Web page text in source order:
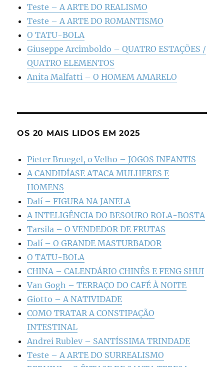
Teste – A ARTE DO REALISMO
Teste – A ARTE DO ROMANTISMO
O TATU-BOLA
Giuseppe Arcimboldo – QUATRO ESTAÇÕES /
QUATRO ELEMENTOS
Anita Malfatti – O HOMEM AMARELO
OS 20 MAIS LIDOS EM 2025
Pieter Bruegel, o Velho – JOGOS INFANTIS
A CANDIDÍASE ATACA MULHERES E
HOMENS
Dalí – FIGURA NA JANELA
A INTELIGÊNCIA DO BESOURO ROLA-BOSTA
Tarsila – O VENDEDOR DE FRUTAS
Dalí – O GRANDE MASTURBADOR
O TATU-BOLA
CHINA – CALENDÁRIO CHINÊS E FENG SHUI
Van Gogh – TERRAÇO DO CAFÉ À NOITE
Giotto – A NATIVIDADE
COMO TRATAR A CONSTIPAÇÃO
INTESTINAL
Andrei Rublev – SANTÍSSIMA TRINDADE
Teste – A ARTE DO SURREALISMO